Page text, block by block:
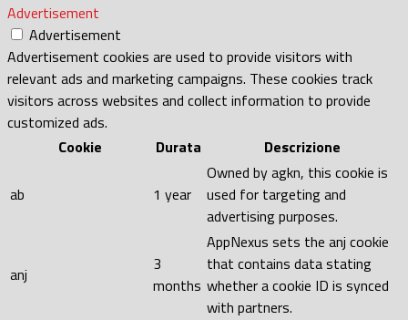
Advertisement
Advertisement
Advertisement cookies are used to provide visitors with
relevant ads and marketing campaigns. These cookies track
visitors across websites and collect information to provide
customized ads.
Cookie
Durata Descrizione
ab 1 year
Owned by agkn, this cookie is
used for targeting and
advertising purposes.
anj
3
months
AppNexus sets the anj cookie
that contains data stating
whether a cookie ID is synced
with partners.